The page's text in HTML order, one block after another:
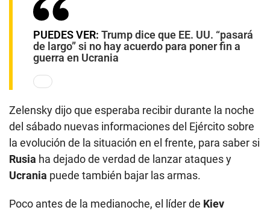
PUEDES VER: Trump dice que EE. UU. “pasará
de largo” si no hay acuerdo para poner fin a
guerra en Ucrania
Zelensky dijo que esperaba recibir durante la noche
del sábado nuevas informaciones del Ejército sobre
la evolución de la situación en el frente, para saber si
Rusia ha dejado de verdad de lanzar ataques y
Ucrania puede también bajar las armas.
Poco antes de la medianoche, el líder de Kiev